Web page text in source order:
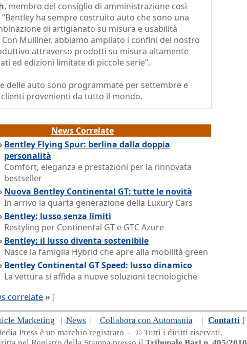
, membro del consiglio di amministrazione così
ha sempre costruito auto che sono una
di artigianato su misura e usabilità
Mulliner, abbiamo ampliato i confini del nostro
attraverso prodotti su misura altamente
ed edizioni limitate di piccole serie”.
delle auto sono programmate per settembre e
provenienti da tutto il mondo.
News Correlate
Bentley Flying Spur: berlina dalla doppia
personalità
Comfort, eleganza e prestazioni per la rinnovata
bestseller
Nuova Bentley Continental GT: tutte le novità
In arrivo la quarta generazione della Luxury Cars
Bentley: lusso senza limiti
Restyling per Continental GT e GTC Azure
Bentley: il lusso diventa sostenibile
Nasce la famiglia Hybrid che apre alla mobilità green
Bentley Continental GT Speed: lusso dinamico
La vettura si affida a nuove soluzioni tecnologiche
correlate » ]
Marketing | News | Collabora con Automania | Contatti ]
Press è un marchio registrato - © Tutti i diritti riservati.